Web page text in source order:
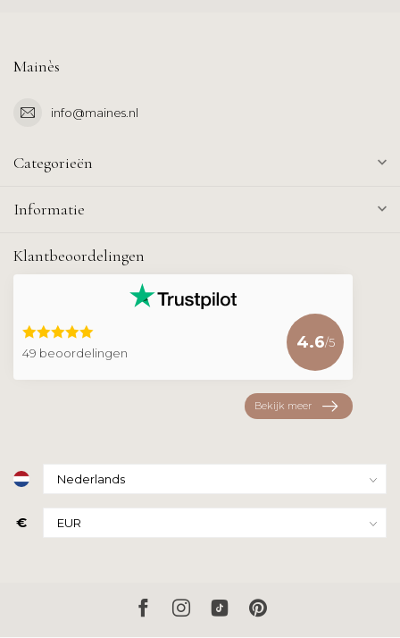
Mainès
info@maines.nl
Categorieën
Informatie
Klantbeoordelingen
49 beoordelingen
4.6/5
Bekijk meer
€